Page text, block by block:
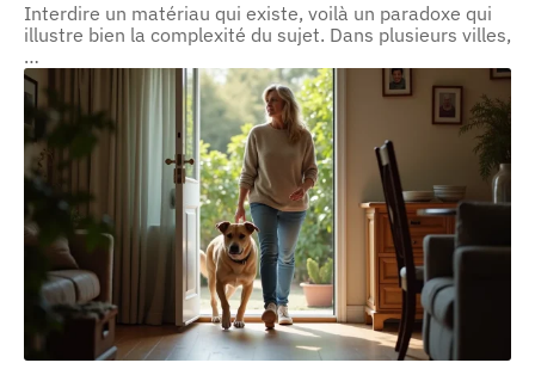
Interdire un matériau qui existe, voilà un paradoxe qui
illustre bien la complexité du sujet. Dans plusieurs villes,
…